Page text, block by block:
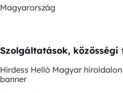
Magyarország
Szolgáltatások, közösségi
Hirdess Helló Magyar
banner